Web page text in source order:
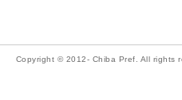
Copyright © 2012- Chiba Pref. All rights